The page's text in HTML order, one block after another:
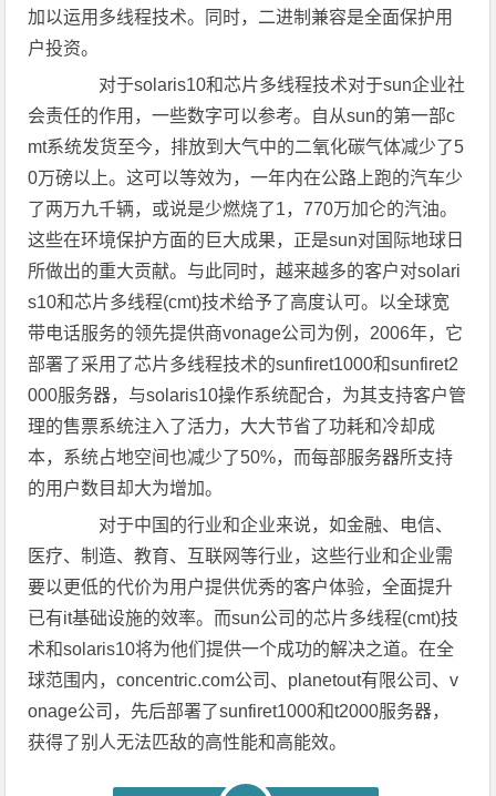
加以运用多线程技术。同时，二进制兼容是全面保护用
户投资。
对于solaris10和芯片多线程技术对于sun企业社
会责任的作用，一些数字可以参考。自从sun的第一部c
mt系统发货至今，排放到大气中的二氧化碳气体减少了5
0万磅以上。这可以等效为，一年内在公路上跑的汽车少
了两万九千辆，或说是少燃烧了1，770万加仑的汽油。
这些在环境保护方面的巨大成果，正是sun对国际地球日
所做出的重大贡献。与此同时，越来越多的客户对solari
s10和芯片多线程(cmt)技术给予了高度认可。以全球宽
带电话服务的领先提供商vonage公司为例，2006年，它
部署了采用了芯片多线程技术的sunfiret1000和sunfiret2
000服务器，与solaris10操作系统配合，为其支持客户管
理的售票系统注入了活力，大大节省了功耗和冷却成
本，系统占地空间也减少了50%，而每部服务器所支持
的用户数目却大为增加。
对于中国的行业和企业来说，如金融、电信、
医疗、制造、教育、互联网等行业，这些行业和企业需
要以更低的代价为用户提供优秀的客户体验，全面提升
已有it基础设施的效率。而sun公司的芯片多线程(cmt)技
术和solaris10将为他们提供一个成功的解决之道。在全
球范围内，concentric.com公司、planetout有限公司、v
onage公司，先后部署了sunfiret1000和t2000服务器，
获得了别人无法匹敌的高性能和高能效。